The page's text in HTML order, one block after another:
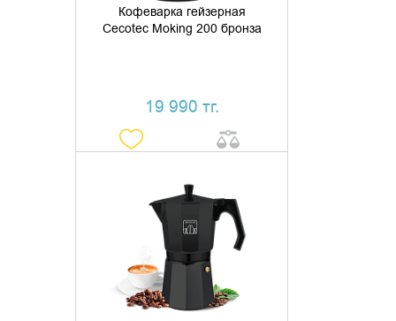
Кофеварка гейзерная
Cecotec Moking 200 бронза
19 990 тг.
УТОЧНИТЬ НАЛИЧИЕ